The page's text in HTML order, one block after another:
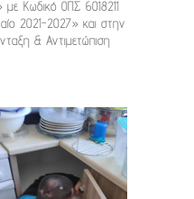
Κωδικό ΟΠΣ 6018211
2021-2027» και στην
& Αντιμετώπιση